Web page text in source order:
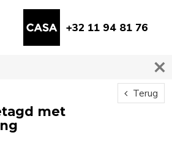
+32 11 94 81 76
Terug
met